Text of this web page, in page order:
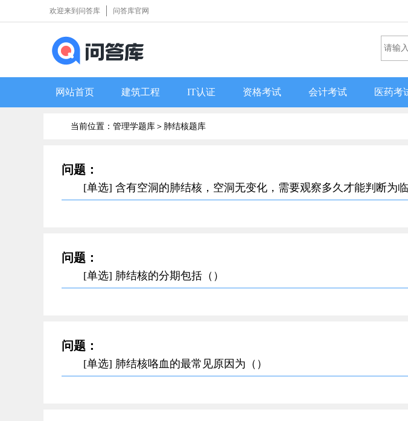
欢迎来到问答库 问答库官网
网站首页 建筑工程 IT认证 资格考试 会计考试 医药考
当前位置：管理学题库＞ 肺结核题库
问题：
[单选] 含有空洞的肺结核，空洞无变化，需要观察多久才能判断为临
问题：
[单选] 肺结核的分期包括（）
问题：
[单选] 肺结核咯血的最常见原因为（）